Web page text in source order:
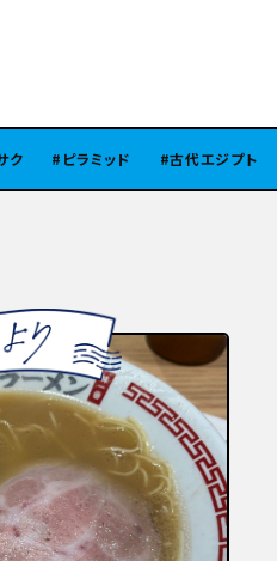
ピラミッド 古代エジプト